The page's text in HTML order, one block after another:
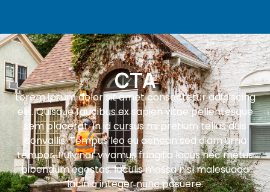
CTA
Lorem ipsum dolor sit amet consectetur adipiscing
elit. Quisque faucibus ex sapien vitae pellentesque
sem placerat. In id cursus mi pretium tellus duis
convallis. Tempus leo eu aenean sed diam urna
tempor. Pulvinar vivamus fringilla lacus nec metus
bibendum egestas. Iaculis massa nisl malesuada
lacinia integer nunc posuere.